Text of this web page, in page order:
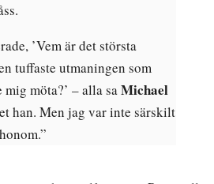
’Vem är det största
tuffaste utmaningen som
möta?’ – alla saMichael
han. Men jag var inte särskilt